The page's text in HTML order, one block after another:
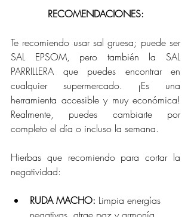
RECOMENDACIONES:
Te recomiendo usar sal gruesa; puede ser
SAL EPSOM, pero también la SAL
PARRILLERA que puedes encontrar en
cualquier supermercado. ¡Es una
herramienta accesible y muy económica!
Realmente, puedes cambiarte por
completo el día o incluso la semana.
Hierbas que recomiendo para cortar la
negatividad:
RUDA MACHO: Limpia energías